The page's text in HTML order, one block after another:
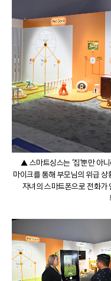
▲ 스마트싱스는 ‘집’뿐만 아
마이크를 통해 부모님의 위급 상
자녀의 스마트폰으로 전화가